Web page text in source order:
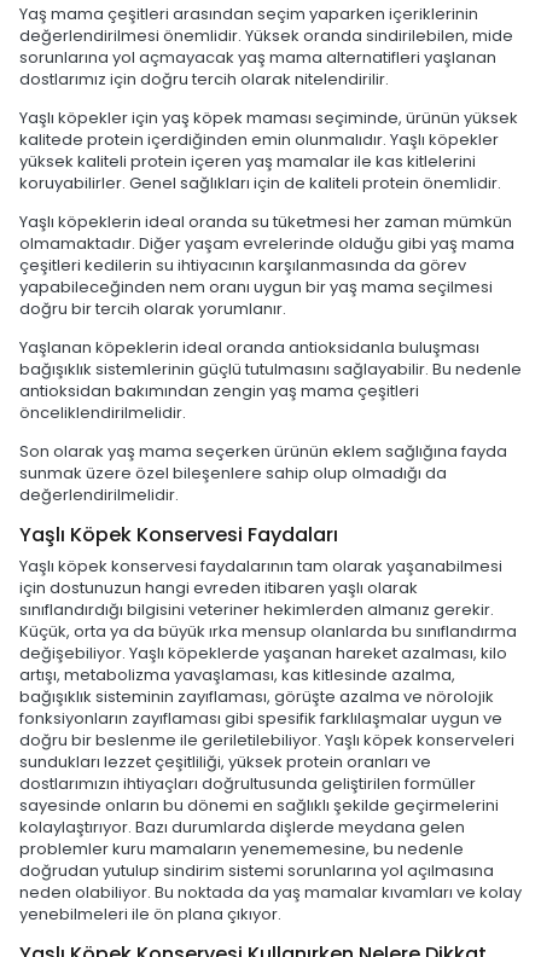
Yaş mama çeşitleri arasından seçim yaparken içeriklerinin
değerlendirilmesi önemlidir. Yüksek oranda sindirilebilen, mide
sorunlarına yol açmayacak yaş mama alternatifleri yaşlanan
dostlarımız için doğru tercih olarak nitelendirilir.
Yaşlı köpekler için yaş köpek maması seçiminde, ürünün yüksek
kalitede protein içerdiğinden emin olunmalıdır. Yaşlı köpekler
yüksek kaliteli protein içeren yaş mamalar ile kas kitlelerini
koruyabilirler. Genel sağlıkları için de kaliteli protein önemlidir.
Yaşlı köpeklerin ideal oranda su tüketmesi her zaman mümkün
olmamaktadır. Diğer yaşam evrelerinde olduğu gibi yaş mama
çeşitleri kedilerin su ihtiyacının karşılanmasında da görev
yapabileceğinden nem oranı uygun bir yaş mama seçilmesi
doğru bir tercih olarak yorumlanır.
Yaşlanan köpeklerin ideal oranda antioksidanla buluşması
bağışıklık sistemlerinin güçlü tutulmasını sağlayabilir. Bu nedenle
antioksidan bakımından zengin yaş mama çeşitleri
önceliklendirilmelidir.
Son olarak yaş mama seçerken ürünün eklem sağlığına fayda
sunmak üzere özel bileşenlere sahip olup olmadığı da
değerlendirilmelidir.
Yaşlı Köpek Konservesi Faydaları
Yaşlı köpek konservesi faydalarının tam olarak yaşanabilmesi
için dostunuzun hangi evreden itibaren yaşlı olarak
sınıflandırdığı bilgisini veteriner hekimlerden almanız gerekir.
Küçük, orta ya da büyük ırka mensup olanlarda bu sınıflandırma
değişebiliyor. Yaşlı köpeklerde yaşanan hareket azalması, kilo
artışı, metabolizma yavaşlaması, kas kitlesinde azalma,
bağışıklık sisteminin zayıflaması, görüşte azalma ve nörolojik
fonksiyonların zayıflaması gibi spesifik farklılaşmalar uygun ve
doğru bir beslenme ile geriletilebiliyor. Yaşlı köpek konserveleri
sundukları lezzet çeşitliliği, yüksek protein oranları ve
dostlarımızın ihtiyaçları doğrultusunda geliştirilen formüller
sayesinde onların bu dönemi en sağlıklı şekilde geçirmelerini
kolaylaştırıyor. Bazı durumlarda dişlerde meydana gelen
problemler kuru mamaların yenememesine, bu nedenle
doğrudan yutulup sindirim sistemi sorunlarına yol açılmasına
neden olabiliyor. Bu noktada da yaş mamalar kıvamları ve kolay
yenebilmeleri ile ön plana çıkıyor.